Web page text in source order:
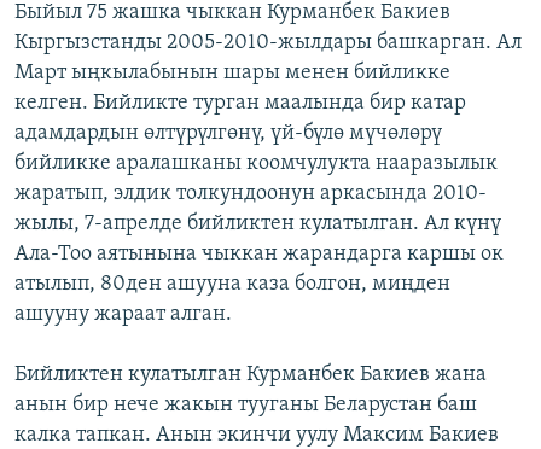
Быйыл 75 жашка чыккан Курманбек Бакиев
Кыргызстанды 2005-2010-жылдары башкарган. Ал
Март ыңкылабынын шары менен бийликке
келген. Бийликте турган маалында бир катар
адамдардын өлтүрүлгөнү, үй-бүлө мүчөлөрү
бийликке аралашканы коомчулукта нааразылык
жаратып, элдик толкундоонун аркасында 2010-
жылы, 7-апрелде бийликтен кулатылган. Ал күнү
Ала-Тоо аятынына чыккан жарандарга каршы ок
атылып, 80ден ашууна каза болгон, миңден
ашууну жараат алган.
Бийликтен кулатылган Курманбек Бакиев жана
анын бир нече жакын тууганы Беларустан баш
калка тапкан. Анын экинчи уулу Максим Бакиев